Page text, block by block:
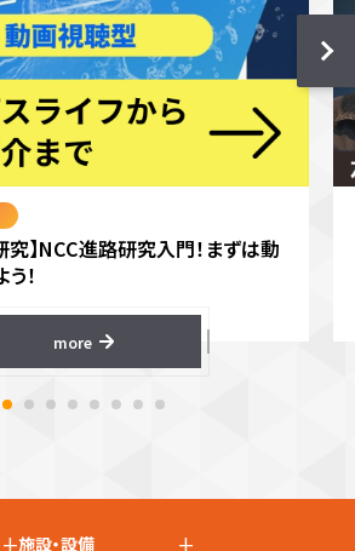
究】NCC進路研究入門！まずは動
！
more
施設・設備